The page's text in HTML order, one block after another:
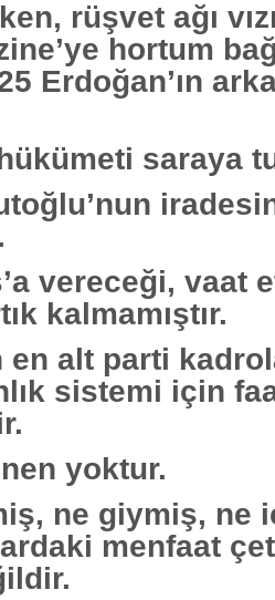
rüşvet ağı
hortum
Erdoğan’ın
saraya
vereceği, vaat
kalmamıştır.
en alt parti
sistemi için
yoktur.
ne giymiş, ne
menfaat